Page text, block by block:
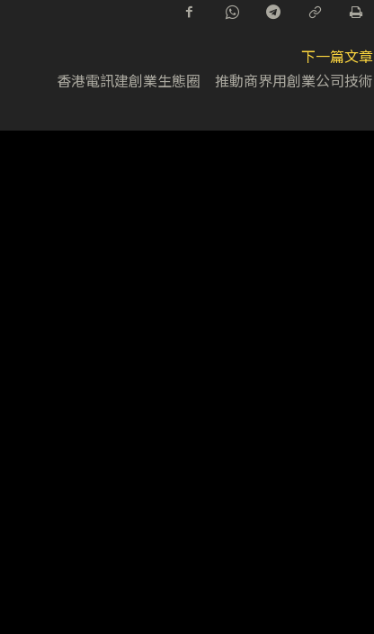
下一篇文章
香港電訊建創業生態圈 推動商界用創業公司技術